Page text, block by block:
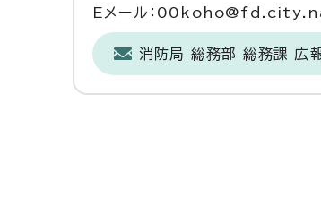
Eメール：
消防局 総務部 総務課 広